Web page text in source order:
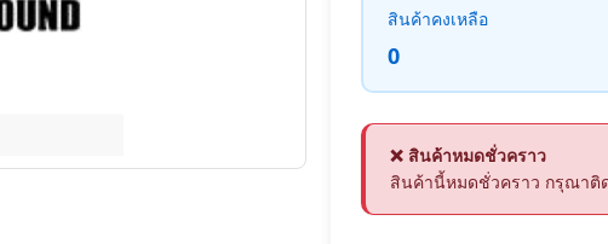
สินค้าคงเหลือ
0
❌ สินค้าหมดชั่วคราว
สินค้านี้หมดชั่วคราว กรุณาติ